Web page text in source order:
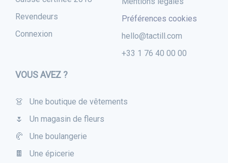
Revendeurs
Connexion
Préférences cookies
hello@tactill.com
+33 1 76 40 00 00
VOUS AVEZ ?
👗 Une boutique de vêtements
🌷 Un magasin de fleurs
🥐 Une boulangerie
🍫 Une épicerie